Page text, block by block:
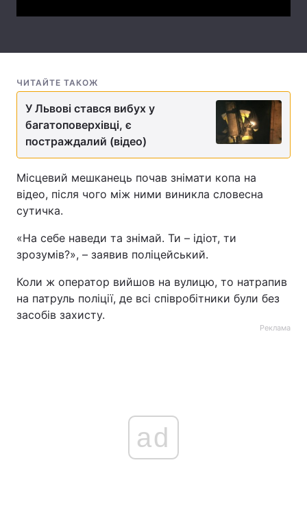
Послуги
Тема оформлення
ЧИТАЙТЕ ТАКОЖ
У Львові стався вибух у
багатоповерхівці, є
постраждалий (відео)
Місцевий мешканець почав знімати копа на
відео, після чого між ними виникла словесна
сутичка.
«На себе наведи та знімай. Ти – ідіот, ти
зрозумів?», – заявив поліцейський.
Коли ж оператор вийшов на вулицю, то натрапив
на патруль поліції, де всі співробітники були без
засобів захисту.
Реклама
ad